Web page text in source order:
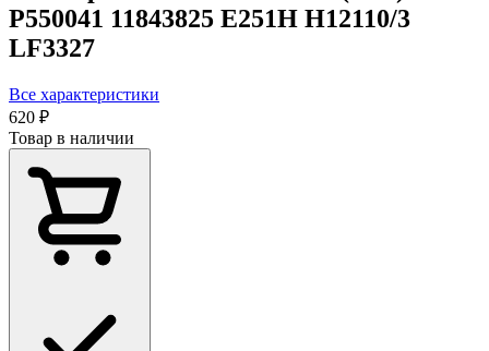
P550041 11843825 E251H H12110/3
LF3327
Все характеристики
620 ₽
Товар в наличии